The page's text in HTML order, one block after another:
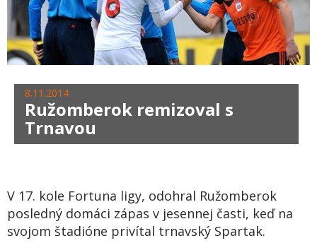
8.11.2014
Ružomberok remizoval s
Trnavou
V 17. kole Fortuna ligy, odohral Ružomberok
posledný domáci zápas v jesennej časti, keď na
svojom štadióne privítal trnavský Spartak.